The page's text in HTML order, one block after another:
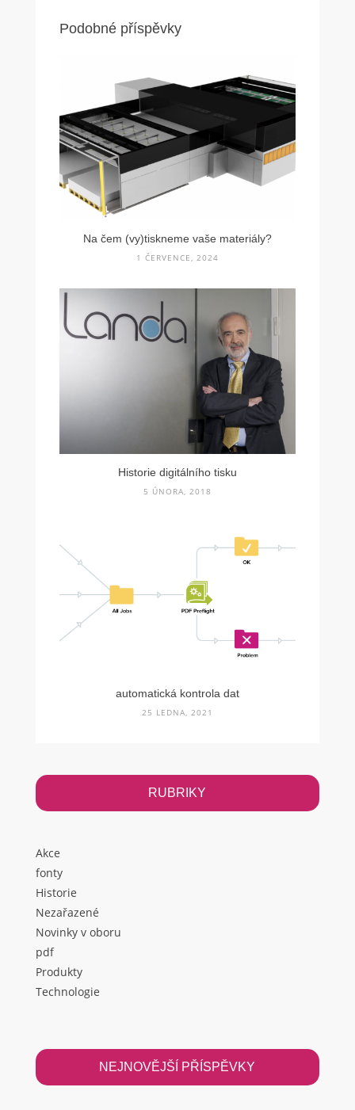
Podobné příspěvky
Na čem (vy)tiskneme vaše materiály?
1 ČERVENCE, 2024
Historie digitálního tisku
5 ÚNORA, 2018
automatická kontrola dat
25 LEDNA, 2021
RUBRIKY
Akce
fonty
Historie
Nezařazené
Novinky v oboru
pdf
Produkty
Technologie
NEJNOVĚJŠÍ PŘÍSPĚVKY